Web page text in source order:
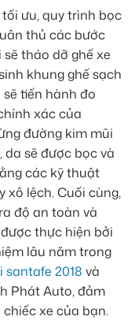
ưu, quy trình bọc
thủ các bước
tháo dỡ ghế xe
khung ghế sạch
tiến hành đo
xác của
đường kim mũi
da sẽ được bọc và
các kỹ thuật
xô lệch. Cuối cùng,
độ an toàn và
thực hiện bởi
lâu năm trong
2018 và
Phát Auto, đảm
xe của bạn.